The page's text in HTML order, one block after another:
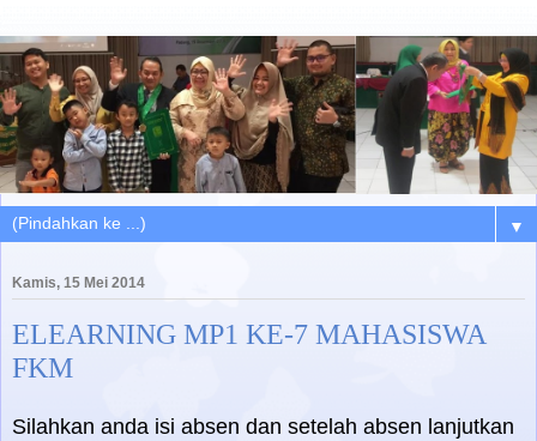
▼
Kamis, 15 Mei 2014
ELEARNING MP1 KE-7 MAHASISWA
FKM
Silahkan anda isi absen dan setelah absen lanjutkan